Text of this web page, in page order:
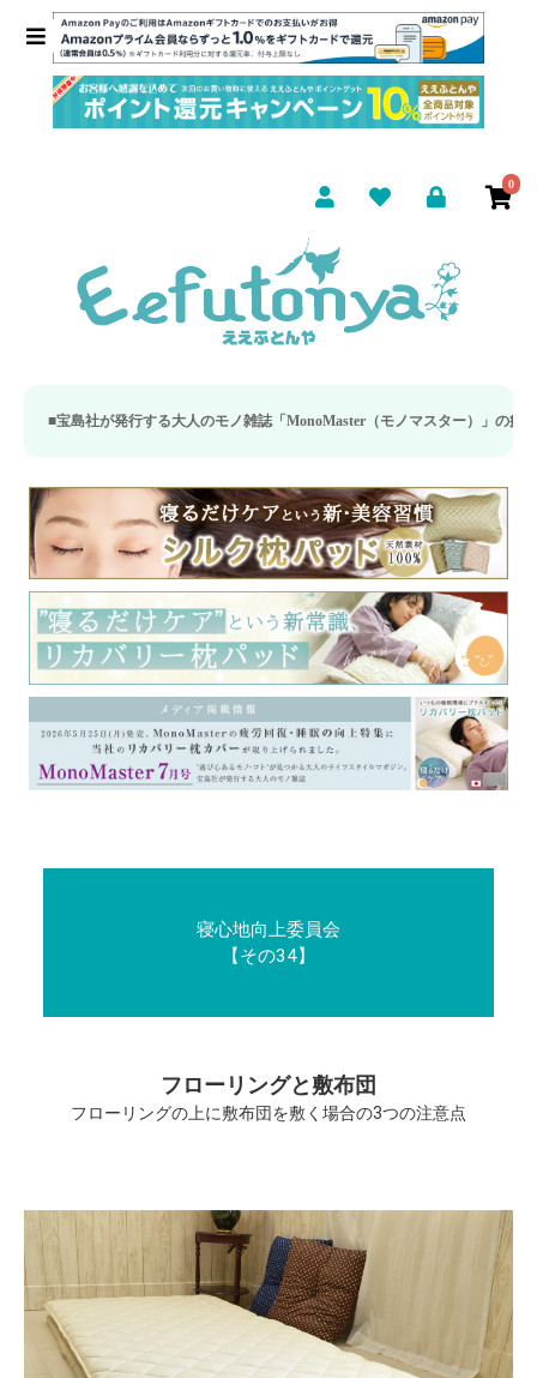
0
が発行する大人のモノ雑誌「MonoMaster（モノマスター）」の疲労回復・睡眠
寝心地向上委員会
【その34】
フローリングと敷布団
フローリングの上に敷布団を敷く場合の3つの注意点